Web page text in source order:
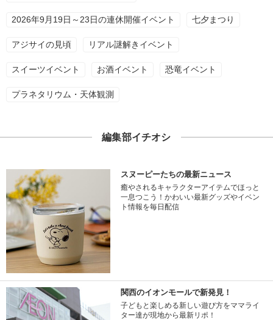
2026年9月19日～23日の連休開催イベント 七夕まつり
アジサイの見頃 リアル謎解きイベント
スイーツイベント お酒イベント 恐竜イベント
プラネタリウム・天体観測
編集部イチオシ
スヌーピーたちの最新ニュース
癒やされるキャラクターアイテムでほっと
一息つこう！かわいい最新グッズやイベン
ト情報を毎日配信
関西のイオンモールで新発見！
子どもと楽しめる新しい遊び方をママライ
ター達が現地から最新リポ！